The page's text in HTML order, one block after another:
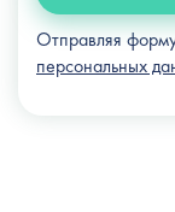
Отправляя
персональных